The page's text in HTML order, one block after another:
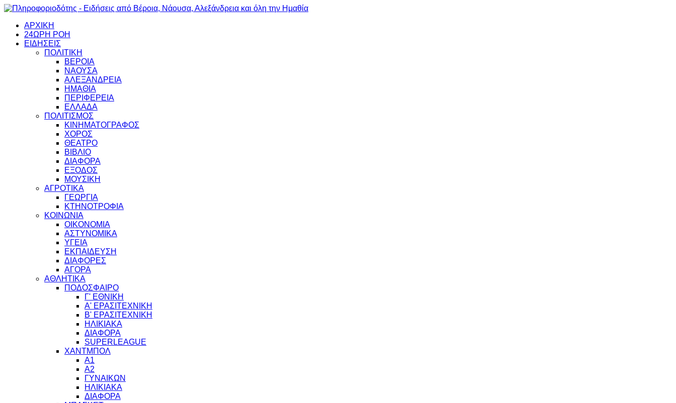
ΑΡΧΙΚΗ
24ΩΡΗ ΡΟΗ
ΕΙΔΗΣΕΙΣ
ΠΟΛΙΤΙΚΗ
ΒΕΡΟΙΑ
ΝΑΟΥΣΑ
ΑΛΕΞΑΝΔΡΕΙΑ
ΗΜΑΘΙΑ
ΠΕΡΙΦΕΡΕΙΑ
ΕΛΛΑΔΑ
ΠΟΛΙΤΙΣΜΟΣ
ΚΙΝΗΜΑΤΟΓΡΑΦΟΣ
ΧΟΡΟΣ
ΘΕΑΤΡΟ
ΒΙΒΛΙΟ
ΔΙΑΦΟΡΑ
ΕΞΟΔΟΣ
ΜΟΥΣΙΚΗ
ΑΓΡΟΤΙΚΑ
ΓΕΩΡΓΙΑ
ΚΤΗΝΟΤΡΟΦΙΑ
ΚΟΙΝΩΝΙΑ
ΟΙΚΟΝΟΜΙΑ
ΑΣΤΥΝΟΜΙΚΑ
ΥΓΕΙΑ
ΕΚΠΑΙΔΕΥΣΗ
ΔΙΑΦΟΡΕΣ
ΑΓΟΡΑ
ΑΘΛΗΤΙΚΑ
ΠΟΔΟΣΦΑΙΡΟ
Γ' ΕΘΝΙΚΗ
Α' ΕΡΑΣΙΤΕΧΝΙΚΗ
Β' ΕΡΑΣΙΤΕΧΝΙΚΗ
ΗΛΙΚΙΑΚΑ
ΔΙΑΦΟΡΑ
SUPERLEAGUE
ΧΑΝΤΜΠΟΛ
Α1
Α2
ΓΥΝΑΙΚΩΝ
ΗΛΙΚΙΑΚΑ
ΔΙΑΦΟΡΑ